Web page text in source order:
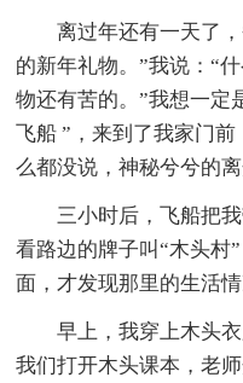
离过年还有一天了
的新年礼物。”我说：“
物还有苦的。”我想一定
飞船 ”，来到了我家门
么都没说，神秘兮兮的离
三小时后，飞船把
看路边的牌子叫“木头村
面，才发现那里的生活
早上，我穿上木头
我们打开木头课本，老